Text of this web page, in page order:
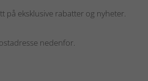
på eksklusive rabatter og nyheter.
nedenfor.